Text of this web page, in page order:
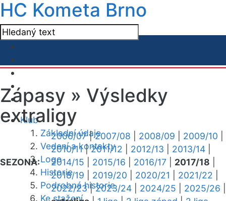
HC Kometa Brno
Klub
Základní údaje
Vedení a kontakty
Logo
Historie
Podrobná historie
Ke stažení
Zápasy » Výsledky
extraligy
SEZONA:
2006/07|2007/08 2008/09 2009/10
2010/11|2011/12 2012/13 2013/14
2014/15
2015/16 2016/17 2017/18
2018/19
2019/20 2020/21 2021/22
2022/23|2023/24 2024/25 2025/26